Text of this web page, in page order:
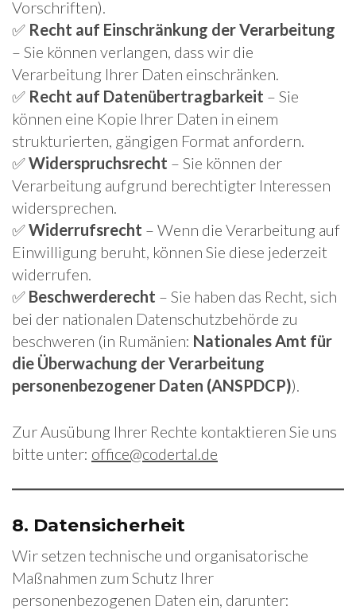
Vorschriften).
✅ Recht auf Einschränkung der Verarbeitung
– Sie können verlangen, dass wir die
Verarbeitung Ihrer Daten einschränken.
✅ Recht auf Datenübertragbarkeit – Sie
können eine Kopie Ihrer Daten in einem
strukturierten, gängigen Format anfordern.
✅Widerspruchsrecht – Sie können der
Verarbeitung aufgrund berechtigter Interessen
widersprechen.
✅Widerrufsrecht – Wenn die Verarbeitung auf
Einwilligung beruht, können Sie diese jederzeit
widerrufen.
✅ Beschwerderecht – Sie haben das Recht, sich
bei der nationalen Datenschutzbehörde zu
beschweren (in Rumänien: Nationales Amt für
die Überwachung der Verarbeitung
personenbezogener Daten (ANSPDCP)).
Zur Ausübung Ihrer Rechte kontaktieren Sie uns
bitte unter: office@codertal.de
8. Datensicherheit
Wir setzen technische und organisatorische
Maßnahmen zum Schutz Ihrer
personenbezogenen Daten ein, darunter: